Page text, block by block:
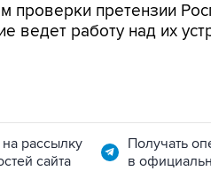
проверки претензии
ведет работу над их
рассылку
сайта
Получать
в